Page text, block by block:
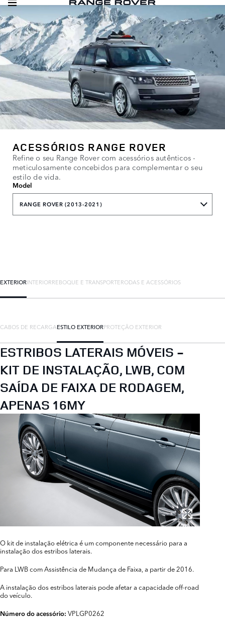
ACESSÓRIOS RANGE ROVER
Refine o seu Range Rover com acessórios autênticos -
meticulosamente concebidos para complementar o seu
estilo de vida.
Model
RANGE ROVER (2013-2021)
EXTERIORINTERIORREBOQUE E TRANSPORTERODAS E ACESSÓRIOS
CABOS DE RECARGAESTILO EXTERIORPROTEÇÃO EXTERIOR
ESTRIBOS LATERAIS MÓVEIS -
KIT DE INSTALAÇÃO, LWB, COM
SAÍDA DE FAIXA DE RODAGEM,
APENAS 16MY
O kit de instalação elétrica é um componente necessário para a
instalação dos estribos laterais.
Para LWB com Assistência de Mudança de Faixa, a partir de 2016.
A instalação dos estribos laterais pode afetar a capacidade off-road
do veículo.
Número do acessório: VPLGP0262